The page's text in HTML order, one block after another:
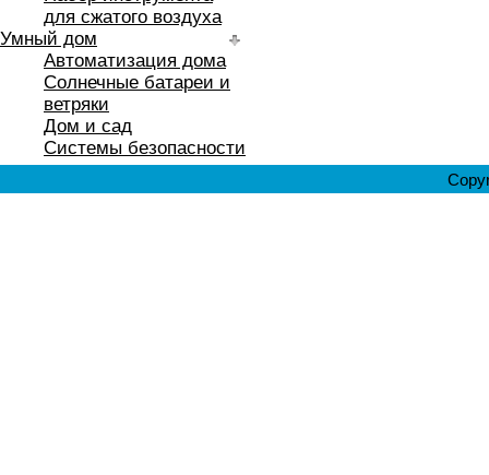
для сжатого воздуха
Умный дом
Автоматизация дома
Солнечные батареи и
ветряки
Дом и сад
Системы безопасности